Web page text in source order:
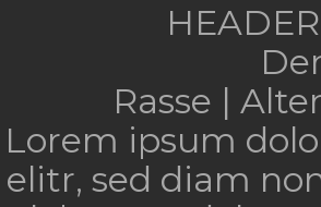
Rasse |
Lorem ipsum
elitr, sed diam